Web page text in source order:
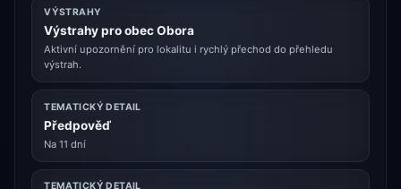
VÝSTRAHY
Výstrahy pro obec Obora
Aktivní upozornění pro lokalitu i rychlý přechod do přehledu
výstrah.
TEMATICKÝ DETAIL
Předpověď
Na 11 dní
TEMATICKÝ DETAIL